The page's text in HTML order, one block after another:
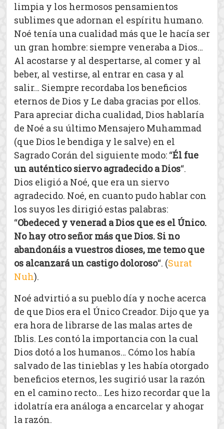
limpia y los hermosos pensamientos
sublimes que adornan el espíritu humano.
Noé tenía una cualidad más que le hacía ser
un gran hombre: siempre veneraba a Dios…
Al acostarse y al despertarse, al comer y al
beber, al vestirse, al entrar en casa y al
salir… Siempre recordaba los beneficios
eternos de Dios y Le daba gracias por ellos.
Para apreciar dicha cualidad, Dios hablaría
de Noé a su último Mensajero Muhammad
(que Dios le bendiga y le salve) en el
Sagrado Corán del siguiente modo: “Él fue
un auténtico siervo agradecido a Dios“.
Dios eligió a Noé, que era un siervo
agradecido. Noé, en cuanto pudo hablar con
los suyos les dirigió estas palabras:
“Obedeced y venerad a Dios que es el Único.
No hay otro señor más que Dios. Si no
abandonáis a vuestros dioses, me temo que
os alcanzará un castigo doloroso“. (Surat
Nuh).
Noé advirtió a su pueblo día y noche acerca
de que Dios era el Único Creador. Dijo que ya
era hora de librarse de las malas artes de
Iblis. Les contó la importancia con la cual
Dios dotó a los humanos… Cómo los había
salvado de las tinieblas y les había otorgado
beneficios eternos, les sugirió usar la razón
en el camino recto… Les hizo recordar que la
idolatría era análoga a encarcelar y ahogar
la razón.